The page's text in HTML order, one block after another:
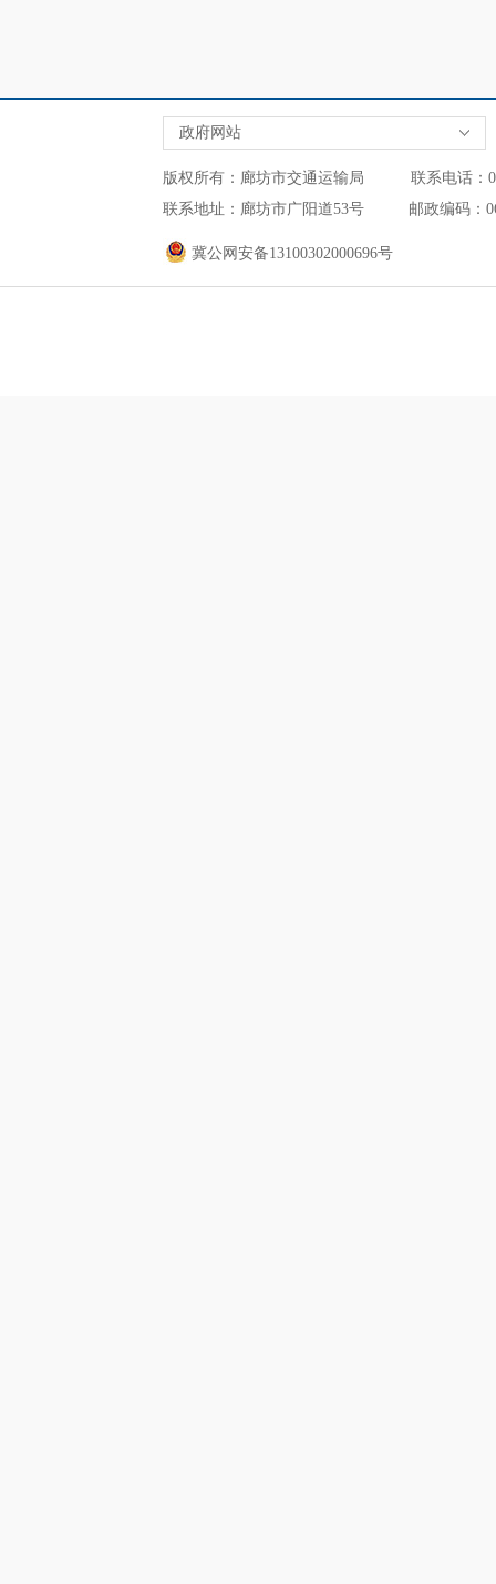
政府网站
版权所有：廊坊市交通运输局 联系电话
联系地址：廊坊市广阳道53号 邮政编
冀公网安备13100302000696号